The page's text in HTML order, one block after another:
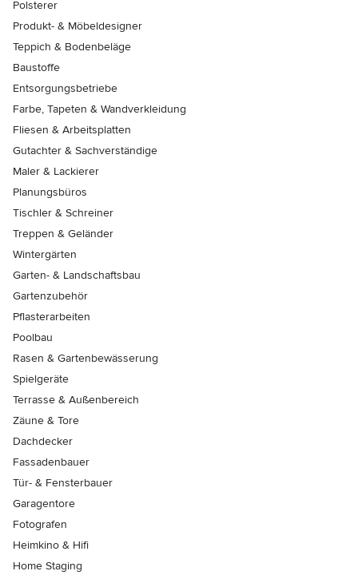
Polsterer
Produkt- & Möbeldesigner
Teppich & Bodenbeläge
Baustoffe
Entsorgungsbetriebe
Farbe, Tapeten & Wandverkleidung
Fliesen & Arbeitsplatten
Gutachter & Sachverständige
Maler & Lackierer
Planungsbüros
Tischler & Schreiner
Treppen & Geländer
Wintergärten
Garten- & Landschaftsbau
Gartenzubehör
Pflasterarbeiten
Poolbau
Rasen & Gartenbewässerung
Spielgeräte
Terrasse & Außenbereich
Zäune & Tore
Dachdecker
Fassadenbauer
Tür- & Fensterbauer
Garagentore
Fotografen
Heimkino & Hifi
Home Staging